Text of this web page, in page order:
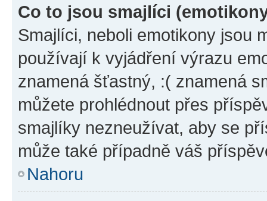
Co to jsou smajlíci
Smajlíci, neboli emotikony jsou
používají k vyjádření výrazu
znamená šťastný, :( znamená
můžete prohlédnout přes
smajlíky nezneužívat, aby se
může také případně váš
Nahoru